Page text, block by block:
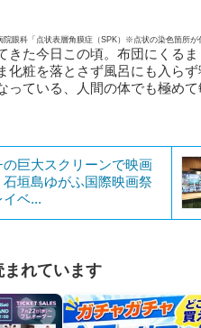
眼科「点状表層角膜症（SPK）※点状の染色箇所が
きた今日この頃。布団にくる
化粧を落とさず風呂にも入ら
っている、人間の体でも極め
の巨大スクリーンで映画
石垣島ゆがふ国際映画祭
イベ...
まれています